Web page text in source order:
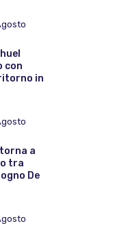
con
in
a
tra
De